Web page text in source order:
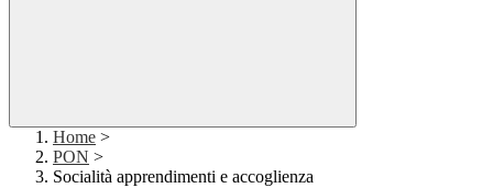
Home >
PON >
Socialità apprendimenti e accoglienza